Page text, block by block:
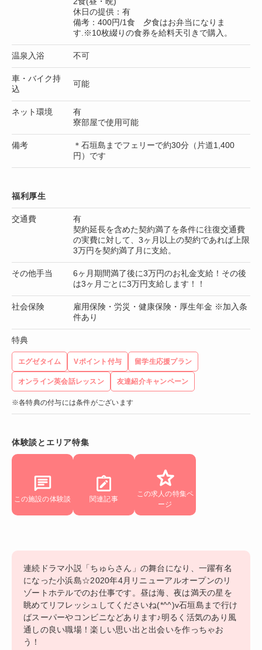
休日の提供：有
備考：400円/1食 夕食はお弁当になりま
す.※10枚綴りの食券を給料天引きで購入。
温泉入浴 不可
車・バイク持
込
可能
ネット環境
有
寮部屋で使用可能
備考
＊石垣島までフェリーで約30分（片道1,400
円）です
福利厚生
交通費
有
契約延長を含めた契約満了を条件に往復交通費
の実費に対して、3ヶ月以上の契約であれば上限
3万円を契約満了月に支給。
その他手当
6ヶ月期間満了後に3万円のお礼金支給！その後
は3ヶ月ごとに3万円支給します！！
社会保険
雇用保険・労災・健康保険・厚生年金 ※加入条
件あり
特典
エグゼタイム Vポイント付与 留学生応援プラン
オンライン英会話レッスン 友達紹介キャンペーン
※各特典の付与には条件がございます
体験談とエリア特集
この施設の体験談 関連記事
この求人の特集ペ
ージ
連続ドラマ小説「ちゅらさん」の舞台になり、一躍有名
になった小浜島☆2020年4月リニューアルオープンのリ
ゾートホテルでのお仕事です。昼は海、夜は満天の星を
眺めてリフレッシュしてくださいね(*^^)v石垣島まで行け
ばスーパーやコンビニなどあります♪明るく活気のあり風
通しの良い職場！楽しい思い出と出会いを作っちゃお
う！